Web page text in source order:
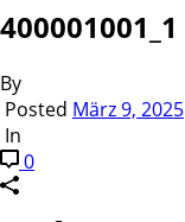
400001001_1
By
Posted März 9, 2025
In
0